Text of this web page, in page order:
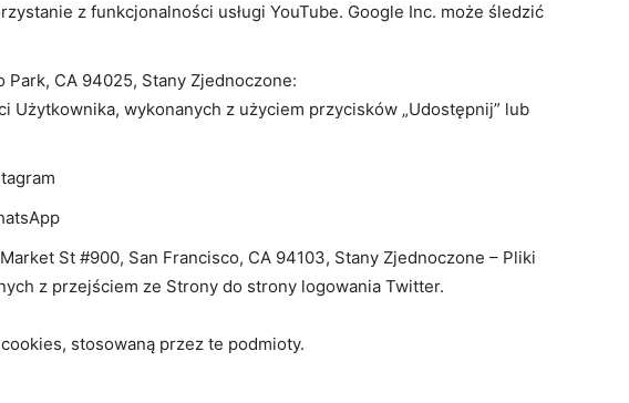
z funkcjonalności usługi YouTube. Google Inc. może śledzić
Park, CA 94025, Stany Zjednoczone:
wykonanych z użyciem przycisków „Udostępnij” lub
St #900, San Francisco, CA 94103, Stany Zjednoczone – Pliki
z przejściem ze Strony do strony logowania Twitter.
stosowaną przez te podmioty.